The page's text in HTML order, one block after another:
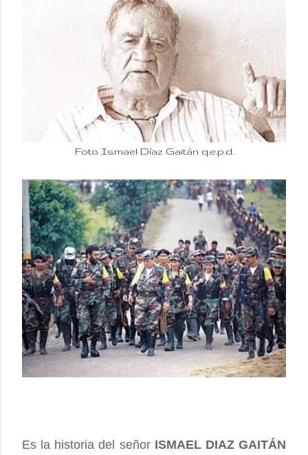
Foto Ismael Díaz Gaitán q.e.p.d.
Es la historia del señor ISMAEL DIAZ GAITÁN